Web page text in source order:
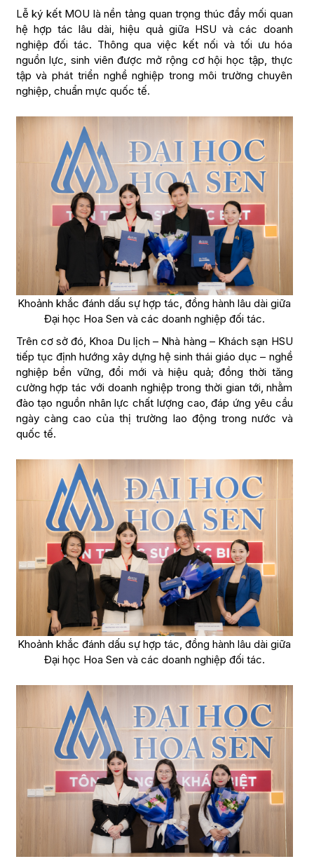
Lễ ký kết MOU là nền tảng quan trọng thúc đẩy mối quan
hệ hợp tác lâu dài, hiệu quả giữa HSU và các doanh
nghiệp đối tác. Thông qua việc kết nối và tối ưu hóa
nguồn lực, sinh viên được mở rộng cơ hội học tập, thực
tập và phát triển nghề nghiệp trong môi trường chuyên
nghiệp, chuẩn mực quốc tế.
Khoảnh khắc đánh dấu sự hợp tác, đồng hành lâu dài giữa
Đại học Hoa Sen và các doanh nghiệp đối tác.
Trên cơ sở đó, Khoa Du lịch – Nhà hàng – Khách sạn HSU
tiếp tục định hướng xây dựng hệ sinh thái giáo dục – nghề
nghiệp bền vững, đổi mới và hiệu quả; đồng thời tăng
cường hợp tác với doanh nghiệp trong thời gian tới, nhằm
đào tạo nguồn nhân lực chất lượng cao, đáp ứng yêu cầu
ngày càng cao của thị trường lao động trong nước và
quốc tế.
Khoảnh khắc đánh dấu sự hợp tác, đồng hành lâu dài giữa
Đại học Hoa Sen và các doanh nghiệp đối tác.